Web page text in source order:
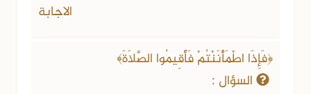
الاجابة
﴿فَإِذَا اطْمَأْنَنْتُمْ فَأَقِيمُوا الصَّلَاةَ﴾
السؤال :